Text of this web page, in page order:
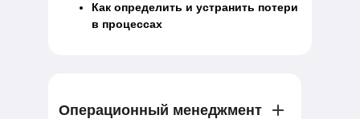
Как определить и устранить потери
в процессах
Операционный менеджмент